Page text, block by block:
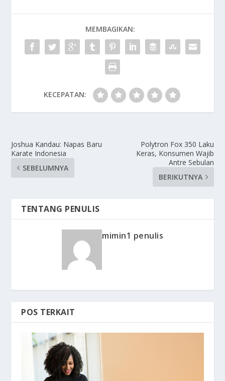
MEMBAGIKAN:
KECEPATAN:
Joshua Kandau: Napas Baru
Karate Indonesia
SEBELUMNYA
Polytron Fox 350 Laku
Keras, Konsumen Wajib
Antre Sebulan
BERIKUTNYA
TENTANG PENULIS
mimin1 penulis
POS TERKAIT